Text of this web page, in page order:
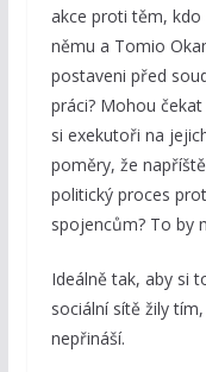
akce proti těm,
němu a Tomio
postaveni před
práci? Mohou
si exekutoři na
poměry, že
politický proces
spojencům? To by
Ideálně tak, aby si
sociální sítě žily
nepřináší.